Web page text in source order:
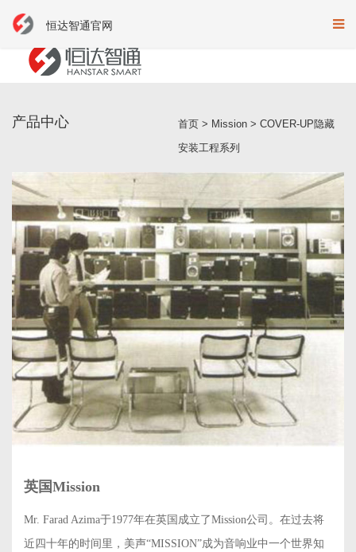
产品中心 首页 > Mission > COVER-UP隐藏
安装工程系列
英国Mission
Mr. Farad Azima于1977年在英国成立了Mission公司。在过去将
近四十年的时间里，美声“MISSION”成为音响业中一个世界知
恒达智通官网